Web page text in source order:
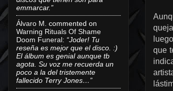
que
emmarcar.”
Álvaro M. commented on
Warning Rituals Of Shame
Doom Funeral: “Joder! Tu
reseña es mejor que el disco. :)
El álbum es genial aunque tb
agota. Su voz me recuerda un
poco a la del tristemente
fallecido Terry Jones…”